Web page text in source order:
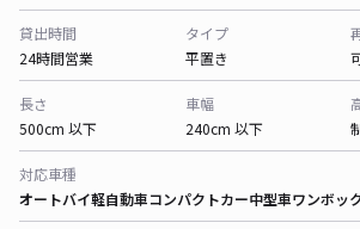
貸出時間
24時間営業
タイプ
平置き
長さ
500cm 以下
車幅
240cm 以下
対応車種
オートバイ軽自動車コンパクトカー中型車ワンボッ